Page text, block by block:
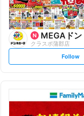
MEGAド
クラスポ蒲郡店
s
t
o
w
Follow